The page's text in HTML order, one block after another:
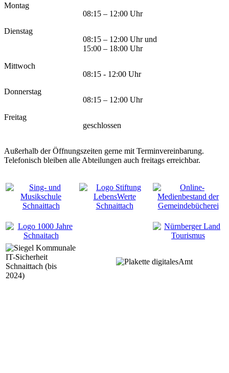
Montag
08:15 – 12:00 Uhr
Dienstag
08:15 – 12:00 Uhr und
15:00 – 18:00 Uhr
Mittwoch
08:15 - 12:00 Uhr
Donnerstag
08:15 – 12:00 Uhr
Freitag
geschlossen
Außerhalb der Öffnungszeiten gerne mit Terminvereinbarung.
Telefonisch bleiben alle Abteilungen auch freitags erreichbar.